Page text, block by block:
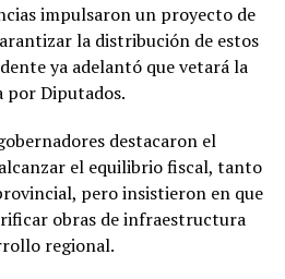
impulsaron un proyecto de
la distribución de estos
ya adelantó que vetará la
por Diputados.
destacaron el
el equilibrio fiscal, tanto
pero insistieron en que
obras de infraestructura
regional.